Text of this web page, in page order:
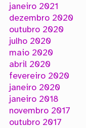
janeiro 2021
dezembro 2020
outubro 2020
julho 2020
maio 2020
abril 2020
fevereiro 2020
janeiro 2020
janeiro 2018
novembro 2017
outubro 2017